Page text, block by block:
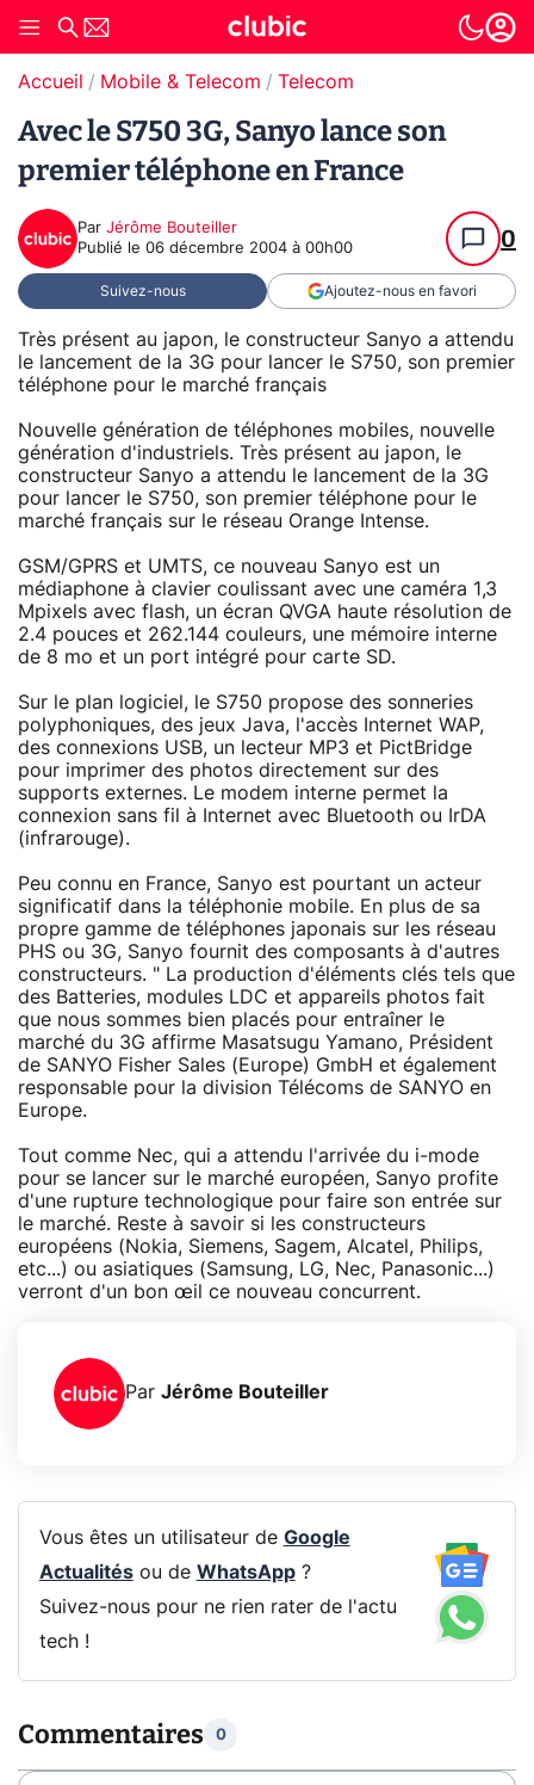
Accueil Mobile & Telecom Telecom
Avec le S750 3G, Sanyo lance son
premier téléphone en France
Par Jérôme Bouteiller
Publié le 06 décembre 2004 à 00h00 0
Suivez-nous Ajoutez-nous en favori
Très présent au japon, le constructeur Sanyo a attendu
le lancement de la 3G pour lancer le S750, son premier
téléphone pour le marché français
Nouvelle génération de téléphones mobiles, nouvelle
génération d'industriels. Très présent au japon, le
constructeur Sanyo a attendu le lancement de la 3G
pour lancer le S750, son premier téléphone pour le
marché français sur le réseau Orange Intense.
GSM/GPRS et UMTS, ce nouveau Sanyo est un
médiaphone à clavier coulissant avec une caméra 1,3
Mpixels avec flash, un écran QVGA haute résolution de
2.4 pouces et 262.144 couleurs, une mémoire interne
de 8 mo et un port intégré pour carte SD.
Sur le plan logiciel, le S750 propose des sonneries
polyphoniques, des jeux Java, l'accès Internet WAP,
des connexions USB, un lecteur MP3 et PictBridge
pour imprimer des photos directement sur des
supports externes. Le modem interne permet la
connexion sans fil à Internet avec Bluetooth ou IrDA
(infrarouge).
Peu connu en France, Sanyo est pourtant un acteur
significatif dans la téléphonie mobile. En plus de sa
propre gamme de téléphones japonais sur les réseau
PHS ou 3G, Sanyo fournit des composants à d'autres
constructeurs. " La production d'éléments clés tels que
des Batteries, modules LDC et appareils photos fait
que nous sommes bien placés pour entraîner le
marché du 3G affirme Masatsugu Yamano, Président
de SANYO Fisher Sales (Europe) GmbH et également
responsable pour la division Télécoms de SANYO en
Europe.
Tout comme Nec, qui a attendu l'arrivée du i-mode
pour se lancer sur le marché européen, Sanyo profite
d'une rupture technologique pour faire son entrée sur
le marché. Reste à savoir si les constructeurs
européens (Nokia, Siemens, Sagem, Alcatel, Philips,
etc...) ou asiatiques (Samsung, LG, Nec, Panasonic...)
verront d'un bon œil ce nouveau concurrent.
Par Jérôme Bouteiller
Vous êtes un utilisateur de Google
Actualitésou de WhatsApp?
Suivez-nous pour ne rien rater de l'actu
tech !
Commentaires 0